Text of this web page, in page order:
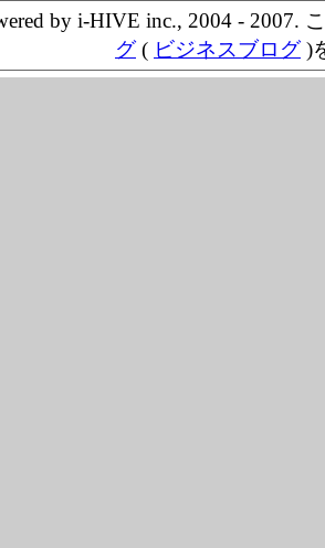
by i-HIVE inc., 2004 - 2007.
グ( ビジネスブログ)